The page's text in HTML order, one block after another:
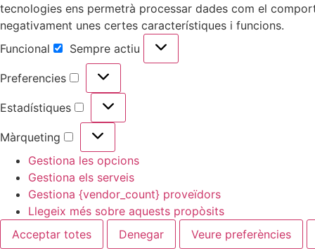
tecnologies ens permetrà processar dades com el
negativament unes certes característiques i funcions.
Funcional
Funcional
Sempre actiu
Preferencies
Preferencies
Estadístiques
Estadístiques
Màrqueting
Màrqueting
Gestiona les opcions
Gestiona els serveis
Gestiona {vendor_count} proveïdors
Llegeix més sobre aquests propòsits
Acceptar totes
Denegar
Veure preferències